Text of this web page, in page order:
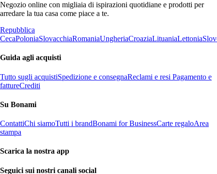
Negozio online con migliaia di ispirazioni quotidiane e prodotti per
arredare la tua casa come piace a te.
Repubblica
CecaPoloniaSlovacchiaRomaniaUngheriaCroaziaLituaniaLettonia
Guida agli acquisti
Tutto sugli acquistiSpedizione e consegnaReclami e resi Pagamento e
fattureCrediti
Su Bonami
ContattiChi siamoTutti i brandBonami for BusinessCarte regaloArea
stampa
Scarica la nostra app
Seguici sui nostri canali social